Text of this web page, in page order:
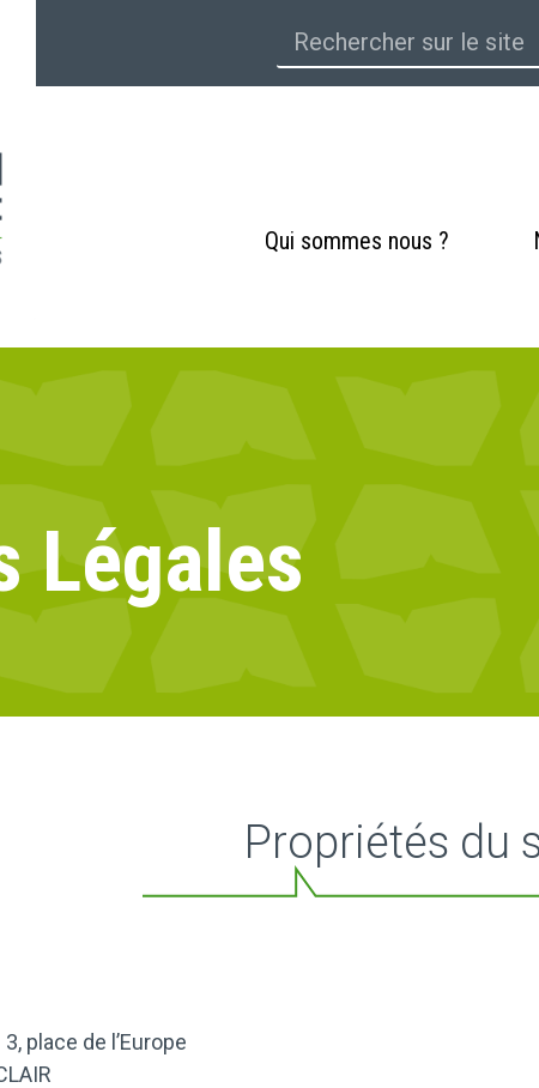
Qui sommes nous ?
Légales
Propriétés du
place de l’Europe